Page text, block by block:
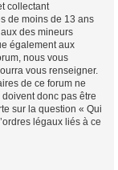
collectant
de moins de 13 ans
des mineurs
également aux
nous vous
vous renseigner.
de ce forum ne
donc pas être
sur la question « Qui
légaux liés à ce